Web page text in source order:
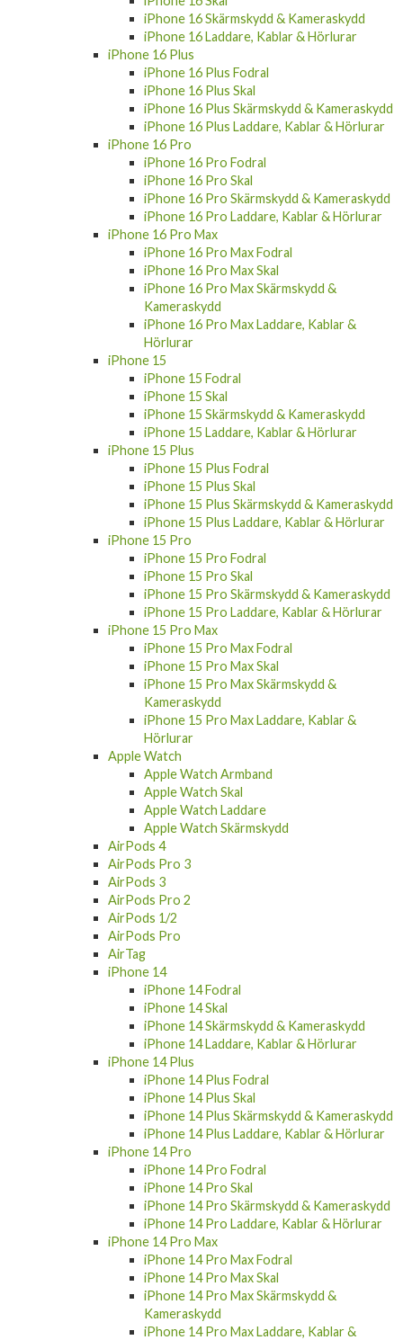
iPhone 16 Skärmskydd & Kameraskydd
iPhone 16 Laddare, Kablar & Hörlurar
iPhone 16 Plus
iPhone 16 Plus Fodral
iPhone 16 Plus Skal
iPhone 16 Plus Skärmskydd & Kameraskydd
iPhone 16 Plus Laddare, Kablar & Hörlurar
iPhone 16 Pro
iPhone 16 Pro Fodral
iPhone 16 Pro Skal
iPhone 16 Pro Skärmskydd & Kameraskydd
iPhone 16 Pro Laddare, Kablar & Hörlurar
iPhone 16 Pro Max
iPhone 16 Pro Max Fodral
iPhone 16 Pro Max Skal
iPhone 16 Pro Max Skärmskydd &
Kameraskydd
iPhone 16 Pro Max Laddare, Kablar &
Hörlurar
iPhone 15
iPhone 15 Fodral
iPhone 15 Skal
iPhone 15 Skärmskydd & Kameraskydd
iPhone 15 Laddare, Kablar & Hörlurar
iPhone 15 Plus
iPhone 15 Plus Fodral
iPhone 15 Plus Skal
iPhone 15 Plus Skärmskydd & Kameraskydd
iPhone 15 Plus Laddare, Kablar & Hörlurar
iPhone 15 Pro
iPhone 15 Pro Fodral
iPhone 15 Pro Skal
iPhone 15 Pro Skärmskydd & Kameraskydd
iPhone 15 Pro Laddare, Kablar & Hörlurar
iPhone 15 Pro Max
iPhone 15 Pro Max Fodral
iPhone 15 Pro Max Skal
iPhone 15 Pro Max Skärmskydd &
Kameraskydd
iPhone 15 Pro Max Laddare, Kablar &
Hörlurar
Apple Watch
Apple Watch Armband
Apple Watch Skal
Apple Watch Laddare
Apple Watch Skärmskydd
AirPods 4
AirPods Pro 3
AirPods 3
AirPods Pro 2
AirPods 1/2
AirPods Pro
AirTag
iPhone 14
iPhone 14 Fodral
iPhone 14 Skal
iPhone 14 Skärmskydd & Kameraskydd
iPhone 14 Laddare, Kablar & Hörlurar
iPhone 14 Plus
iPhone 14 Plus Fodral
iPhone 14 Plus Skal
iPhone 14 Plus Skärmskydd & Kameraskydd
iPhone 14 Plus Laddare, Kablar & Hörlurar
iPhone 14 Pro
iPhone 14 Pro Fodral
iPhone 14 Pro Skal
iPhone 14 Pro Skärmskydd & Kameraskydd
iPhone 14 Pro Laddare, Kablar & Hörlurar
iPhone 14 Pro Max
iPhone 14 Pro Max Fodral
iPhone 14 Pro Max Skal
iPhone 14 Pro Max Skärmskydd &
Kameraskydd
iPhone 14 Pro Max Laddare, Kablar &